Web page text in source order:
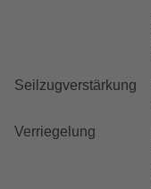
Seilzugverstärkung
Verriegelung